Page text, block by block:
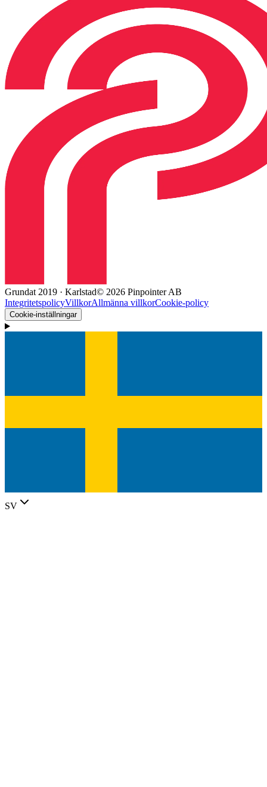
Grundat 2019 · Karlstad© 2026 Pinpointer AB
IntegritetspolicyVillkorAllmänna villkorCookie-policy
Cookie-inställningar
SV